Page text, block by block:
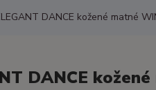
DANCE kožené matné
DANCE